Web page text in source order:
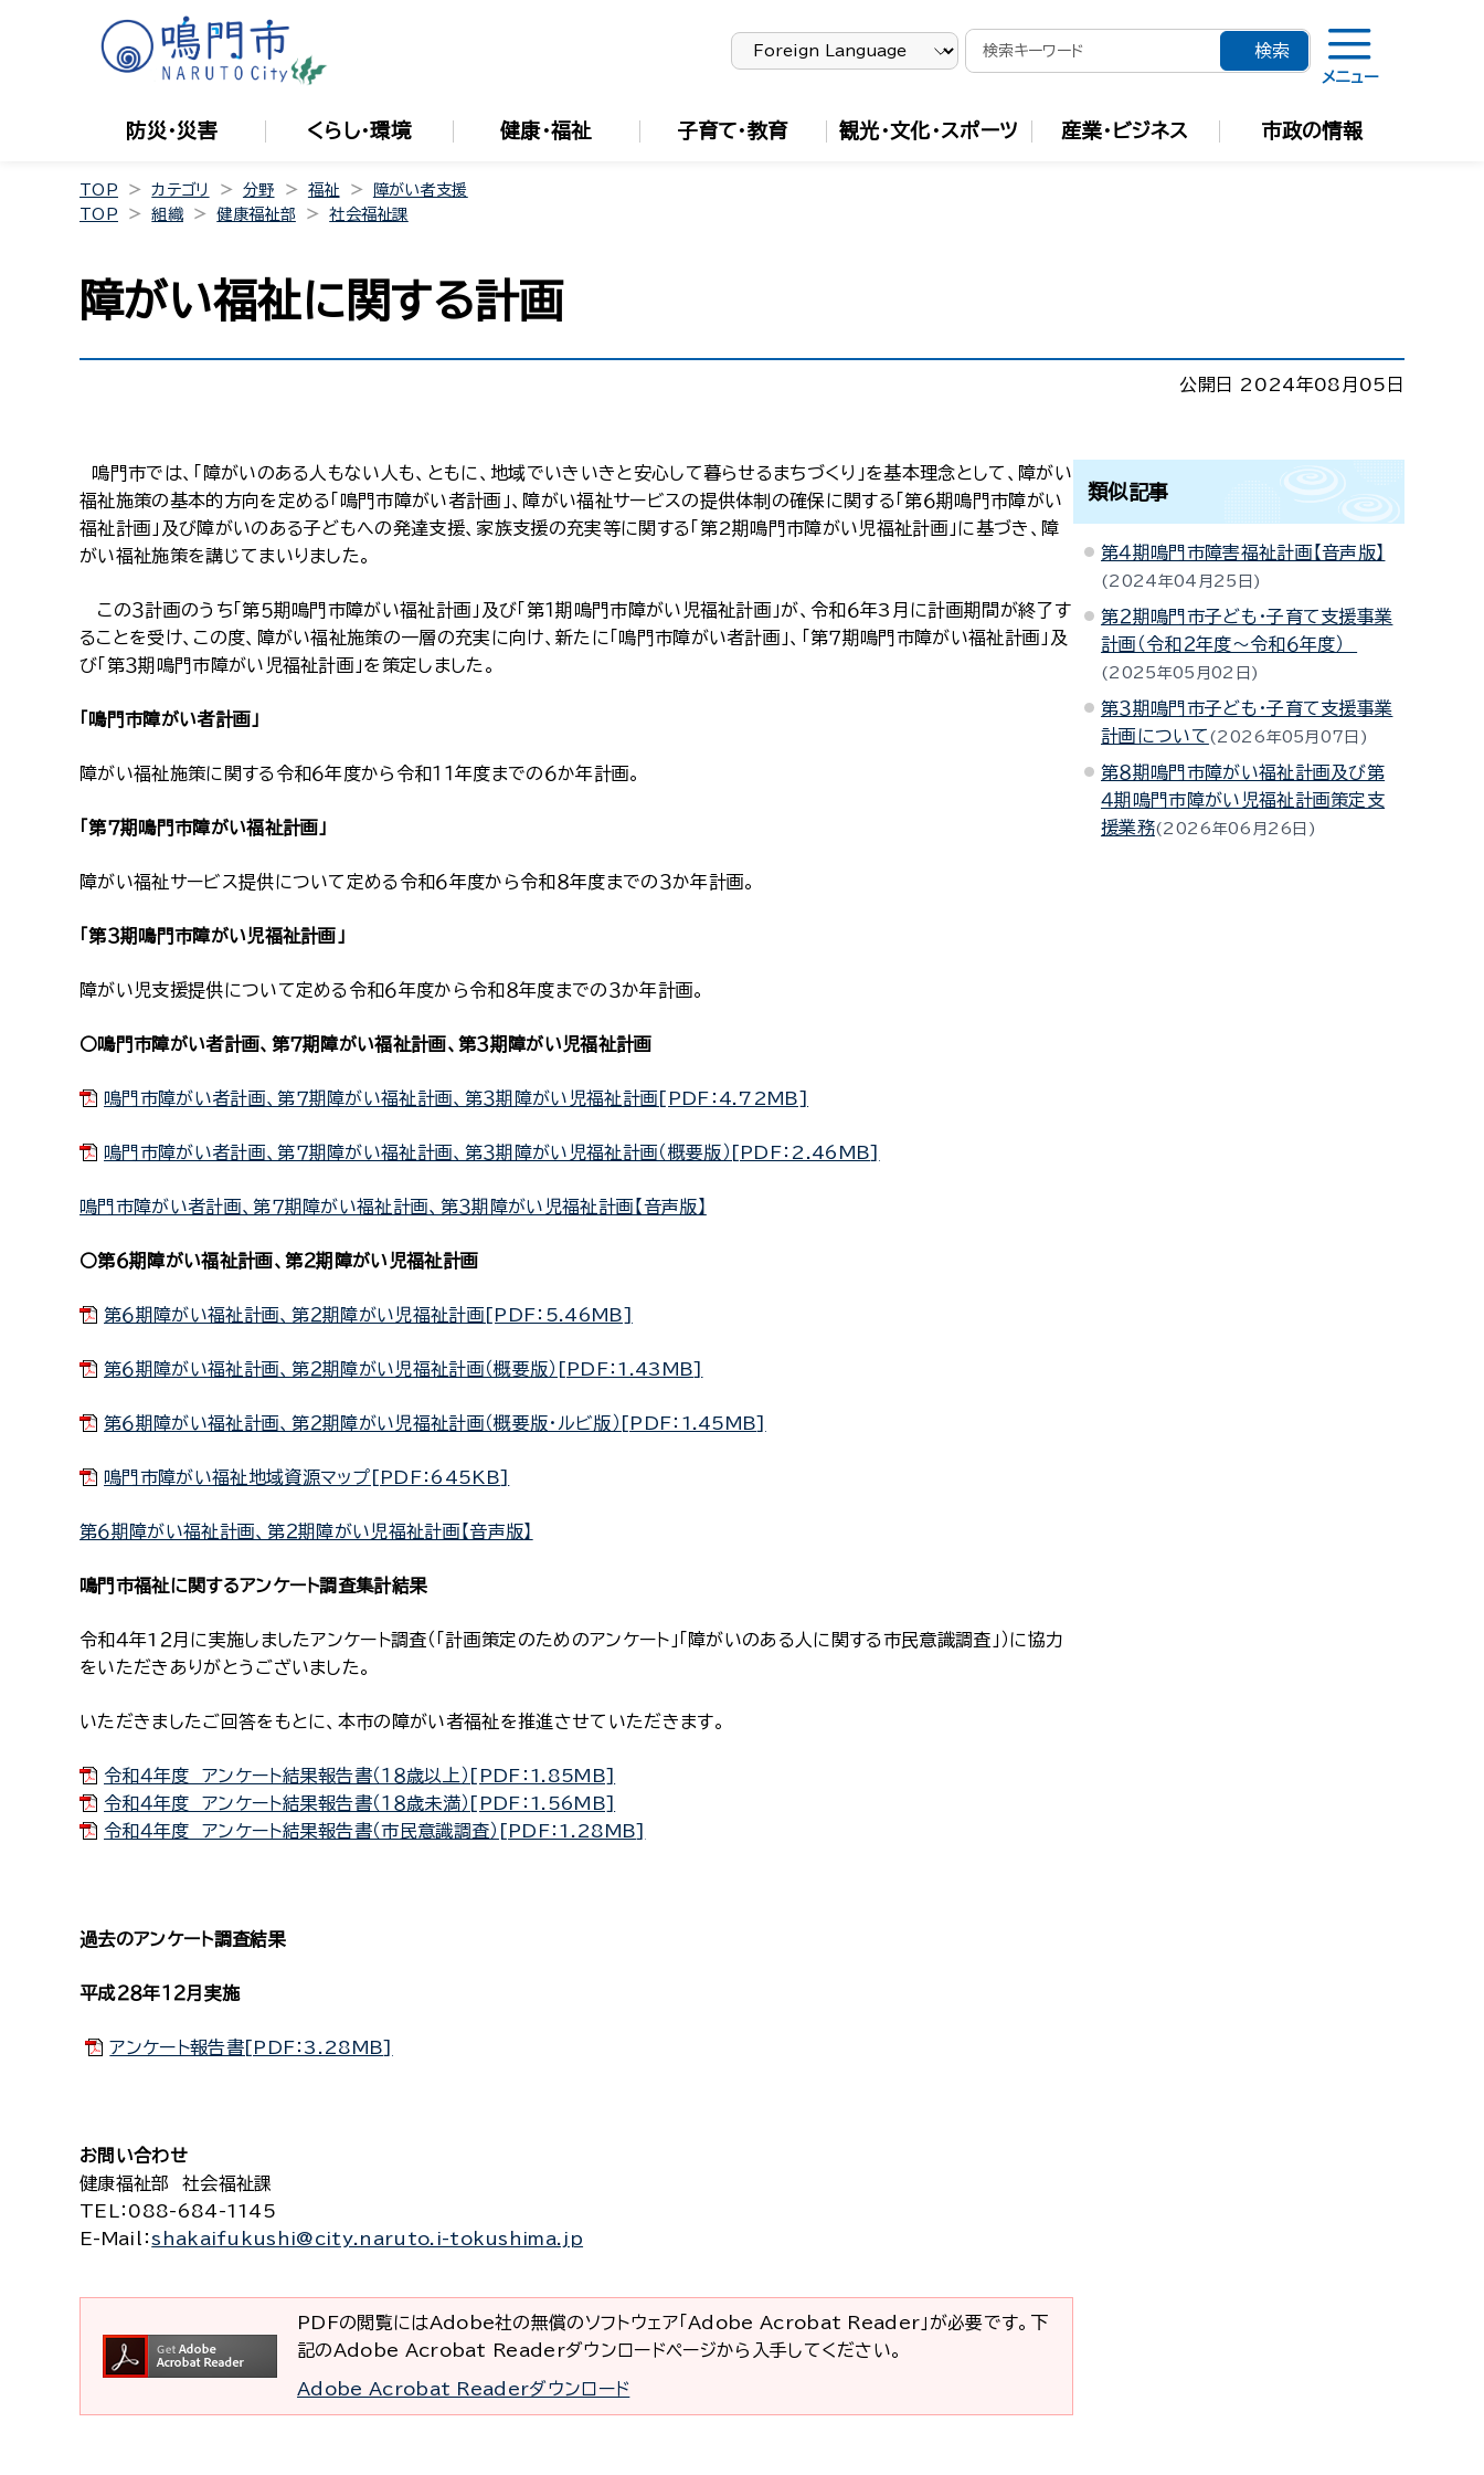
メニュー
防災・災害 くらし・環境 健康・福祉 子育て・教育 観光・文化・スポーツ 産業・ビジネス 市政の情報
TOP カテゴリ 分野 福祉
障がい者支援
TOP
組織 健康福祉部 社会福祉課
障がい福祉に関する計画
公開日 2024年08月05日
鳴門市では、「障がいのある人もない人も、ともに、地域でいきいきと安心して暮らせるまちづくり」を基本理念として、障がい
福祉施策の基本的方向を定める「鳴門市障がい者計画」、障がい福祉サービスの提供体制の確保に関する「第６期鳴門市障がい
福祉計画」及び障がいのある子どもへの発達支援、家族支援の充実等に関する「第2期鳴門市障がい児福祉計画」に基づき、障
がい福祉施策を講じてまいりました。
この３計画のうち「第５期鳴門市障がい福祉計画」及び「第１期鳴門市障がい児福祉計画」が、令和６年3月に計画期間が終了す
ることを受け、この度、障がい福祉施策の一層の充実に向け、新たに「鳴門市障がい者計画」、「第７期鳴門市障がい福祉計画」及
び「第３期鳴門市障がい児福祉計画」を策定しました。
「鳴門市障がい者計画」
障がい福祉施策に関する令和６年度から令和１１年度までの６か年計画。
「第７期鳴門市障がい福祉計画」
障がい福祉サービス提供について定める令和６年度から令和８年度までの３か年計画。
「第３期鳴門市障がい児福祉計画」
障がい児支援提供について定める令和６年度から令和８年度までの３か年計画。
○鳴門市障がい者計画、第７期障がい福祉計画、第３期障がい児福祉計画
鳴門市障がい者計画、第７期障がい福祉計画、第３期障がい児福祉計画[PDF：4.72MB]
鳴門市障がい者計画、第７期障がい福祉計画、第３期障がい児福祉計画（概要版）[PDF：2.46MB]
鳴門市障がい者計画、第７期障がい福祉計画、第３期障がい児福祉計画【音声版】
○第６期障がい福祉計画、第２期障がい児福祉計画
第６期障がい福祉計画、第２期障がい児福祉計画[PDF：5.46MB]
第６期障がい福祉計画、第２期障がい児福祉計画（概要版）[PDF：1.43MB]
第６期障がい福祉計画、第２期障がい児福祉計画（概要版・ルビ版）[PDF：1.45MB]
鳴門市障がい福祉地域資源マップ[PDF：645KB]
第６期障がい福祉計画、第２期障がい児福祉計画【音声版】
鳴門市福祉に関するアンケート調査集計結果
令和４年1２月に実施しましたアンケート調査（「計画策定のためのアンケート」「障がいのある人に関する市民意識調査」）に協力
をいただきありがとうございました。
いただきましたご回答をもとに、本市の障がい者福祉を推進させていただきます。
令和４年度 アンケート結果報告書（１８歳以上）[PDF：1.85MB]
令和４年度 アンケート結果報告書（１８歳未満）[PDF：1.56MB]
令和４年度 アンケート結果報告書（市民意識調査）[PDF：1.28MB]
過去のアンケート調査結果
平成２８年１２月実施
アンケート報告書[PDF：3.28MB]
お問い合わせ
健康福祉部 社会福祉課
TEL
：088-684-1145
E-Mail
： shakaifukushi@city.naruto.i-tokushima.jp
PDFの閲覧にはAdobe社の無償のソフトウェア「Adobe Acrobat Reader」が必要です。下
記のAdobe Acrobat Readerダウンロードページから入手してください。
Adobe Acrobat Readerダウンロード
類似記事
第４期鳴門市障害福祉計画【音声版】
2024年04月25日
第２期鳴門市子ども・子育て支援事業
計画（令和２年度～令和６年度）
2025年05月02日
第３期鳴門市子ども・子育て支援事業
計画について
2026年05月07日
第８期鳴門市障がい福祉計画及び第
４期鳴門市障がい児福祉計画策定支
援業務 2026年06月26日